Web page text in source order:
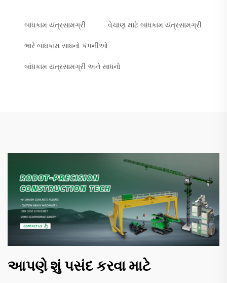
બાંધકામ યંત્રસામગ્રી વેચાણ માટે બાંધકામ યંત્રસામગ્રી
ભારે બાંધકામ સાધનો કંપનીઓ
બાંધકામ યંત્રસામગ્રી અને સાધનો
આપણે શું પસંદ કરવા માટે